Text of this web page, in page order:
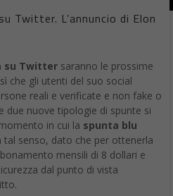
Twitter. L’annuncio di Elon
su Twitter saranno le prossime
che gli utenti del suo social
reali e verificate e non fake o
due nuove tipologie di spunte si
in cui la spunta blu
senso, dato che per ottenerla
mensili di 8 dollari e
dal punto di vista